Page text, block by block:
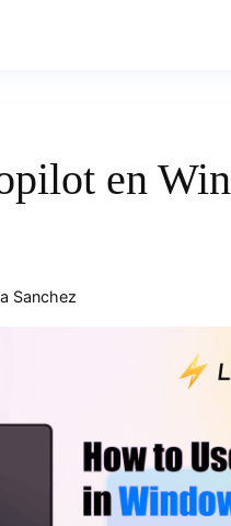
en
Sanchez